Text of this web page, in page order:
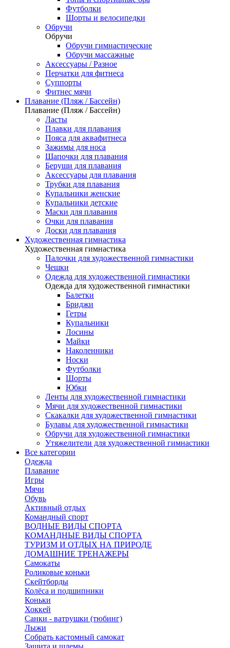
Футболки
Шорты и велосипедки
Обручи
Обручи
Обручи гимнастические
Обручи массажные
Аксессуары / Разное
Перчатки для фитнеса
Суппорты
Фитнес мячи
Плавание (Пляж / Бассейн)
Плавание (Пляж / Бассейн)
Ласты
Плавки для плавания
Пояса для аквафитнеса
Зажимы для носа
Шапочки для плавания
Беруши для плавания
Аксессуары для плавания
Трубки для плавания
Купальники женские
Купальники детские
Маски для плавания
Очки для плавания
Доски для плавания
Художественная гимнастика
Художественная гимнастика
Палочки для художественной гимнастики
Чешки
Одежда для художественной гимнастики
Одежда для художественной гимнастики
Балетки
Бриджи
Гетры
Купальники
Лосины
Майки
Наколенники
Носки
Футболки
Шорты
Юбки
Ленты для художественной гимнастики
Мячи для художественной гимнастики
Скакалки для художественной гимнастики
Булавы для художественной гимнастики
Обручи для художественной гимнастики
Утяжелители для художественной гимнастики
Все категории
Одежда
Плавание
Игры
Мячи
Обувь
Активный отдых
Командный спорт
ВОДНЫЕ ВИДЫ СПОРТА
КОМАНДНЫЕ ВИДЫ СПОРТА
ТУРИЗМ И ОТДЫХ НА ПРИРОДЕ
ДОМАШНИЕ ТРЕНАЖЕРЫ
Самокаты
Роликовые коньки
Скейтборды
Колёса и подшипники
Коньки
Хоккей
Санки - ватрушки (тюбинг)
Лыжи
Собрать кастомный самокат
Защита и шлемы